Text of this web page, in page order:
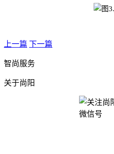
上一篇 下一篇
智尚服务
关于尚阳